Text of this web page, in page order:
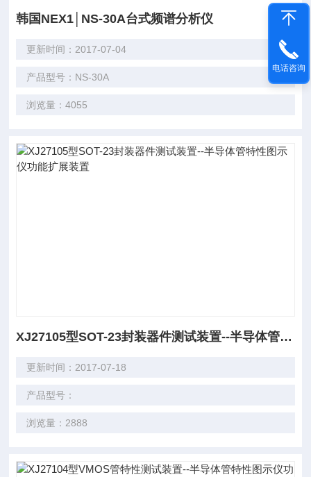
韩国NEX1│NS-30A台式频谱分析仪
更新时间：2017-07-04
产品型号：NS-30A
浏览量：4055
XJ27105型SOT-23封装器件测试装置--半导体管特性图示仪功能扩展装置
更新时间：2017-07-18
产品型号：
浏览量：2888
电话咨询